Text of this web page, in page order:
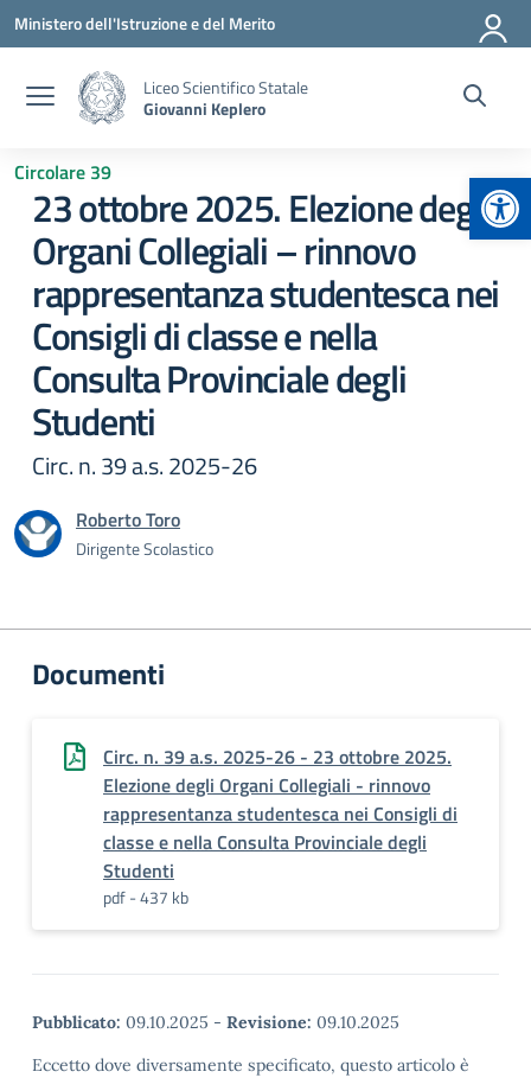
Vai ai contenuti
Vai al menu di navigazione
Vai al footer
Ministero dell'Istruzione e del Merito
Liceo Scientifico Statale
Giovanni Keplero
Circolare 39
23 ottobre 2025. Elezione degli
Organi Collegiali – rinnovo
rappresentanza studentesca nei
Consigli di classe e nella
Consulta Provinciale degli
Studenti
Circ. n. 39 a.s. 2025-26
Roberto Toro
Dirigente Scolastico
Documenti
Circ. n. 39 a.s. 2025-26 - 23 ottobre 2025.
Elezione degli Organi Collegiali - rinnovo
rappresentanza studentesca nei Consigli di
classe e nella Consulta Provinciale degli
Studenti
pdf - 437 kb
Pubblicato: 09.10.2025 - Revisione: 09.10.2025
Eccetto dove diversamente specificato, questo articolo è